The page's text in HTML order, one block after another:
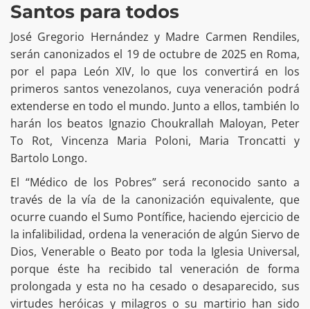
Santos para todos
José Gregorio Hernández y Madre Carmen Rendiles,
serán canonizados el 19 de octubre de 2025 en Roma,
por el papa León XIV, lo que los convertirá en los
primeros santos venezolanos, cuya veneración podrá
extenderse en todo el mundo. Junto a ellos, también lo
harán los beatos Ignazio Choukrallah Maloyan, Peter
To Rot, Vincenza Maria Poloni, Maria Troncatti y
Bartolo Longo.
El “Médico de los Pobres” será reconocido santo a
través de la vía de la canonización equivalente, que
ocurre cuando el Sumo Pontífice, haciendo ejercicio de
la infalibilidad, ordena la veneración de algún Siervo de
Dios, Venerable o Beato por toda la Iglesia Universal,
porque éste ha recibido tal veneración de forma
prolongada y esta no ha cesado o desaparecido, sus
virtudes heróicas y milagros o su martirio han sido